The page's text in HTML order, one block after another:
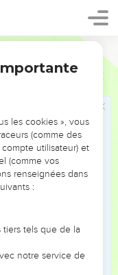
Jésus un démoniaque
parler. La foule
par le prince des
villages ; il
la bonne
maladie et toute
les cookies », vous
(comme des
utilisateur) et
(comme vos
renseignées dans
:
tiers tels que de la
notre service de